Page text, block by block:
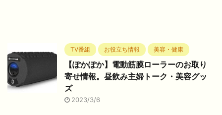
TV番組 お役立ち情報 美容・健康
【ぽかぽか】電動筋膜ローラーのお取り
寄せ情報。昼飲み主婦トーク・美容グッ
ズ
2023/3/6